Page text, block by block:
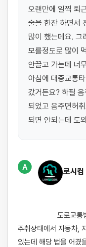
오랜만에 일찍 퇴
술을 한잔 하면서
많이 했는데요. 그
모를정도로 많이
안끌고 가는데 너
아침에 대중교통
갔거든요? 하필
되었고 음주면허
되면 안되는데 도
A
로시컴
주취상태에서 자동차,
있는데 해당 법을 어겼